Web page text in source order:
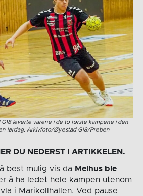
leverte varene i de to første kampene i den
lørdag. Arkivfoto/Øyestad G18/Preben
DU NEDERST I ARTIKKELEN.
best mulig vis da Melhus ble
å ha ledet hele kampen utenom
i Marikollhallen. Ved pause